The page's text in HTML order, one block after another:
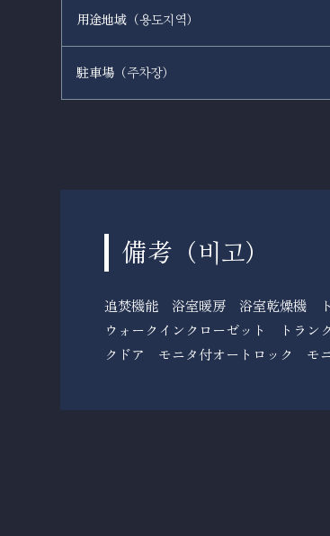
用途地域（용도지역）
駐車場（주차장）
備考（비고）
追焚機能 浴室暖房 浴室乾燥機
ウォークインクローゼット トラ
クドア モニタ付オートロック モ